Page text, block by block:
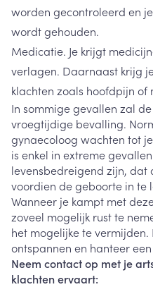
worden gecontroleerd en
wordt gehouden.
Medicatie. Je krijgt
verlagen. Daarnaast krijg
klachten zoals hoofdpijn of
In sommige gevallen zal
vroegtijdige bevalling.
gynaecoloog wachten tot
is enkel in extreme
levensbedreigend zijn, dat
voordien de geboorte in te
Wanneer je kampt met
zoveel mogelijk rust te
het mogelijke te
ontspannen en hanteer
Neem contact op met je
klachten ervaart: